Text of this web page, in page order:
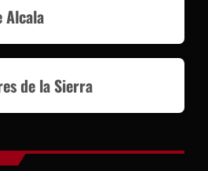
Alcala
de la Sierra